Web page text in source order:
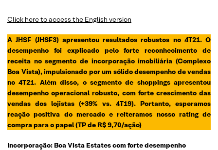
Click here to access the English version
A JHSF (JHSF3) apresentou resultados robustos no 4T21. O
desempenho foi explicado pelo forte reconhecimento de
receita no segmento de incorporação imobiliária (Complexo
Boa Vista), impulsionado por um sólido desempenho de vendas
no 4T21. Além disso, o segmento de shoppings apresentou
desempenho operacional robusto, com forte crescimento das
vendas dos lojistas (+39% vs. 4T19). Portanto, esperamos
reação positiva do mercado e reiteramos nosso rating de
compra para o papel (TP de R$ 9,70/ação)
Incorporação: Boa Vista Estates com forte desempenho